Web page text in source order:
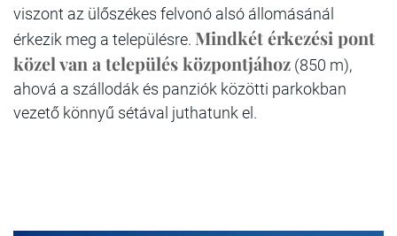
viszont az ülőszékes felvonó alsó állomásánál
érkezik meg a településre. Mindkét érkezési pont
közel van a település központjához (850 m),
ahová a szállodák és panziók közötti parkokban
vezető könnyű sétával juthatunk el.